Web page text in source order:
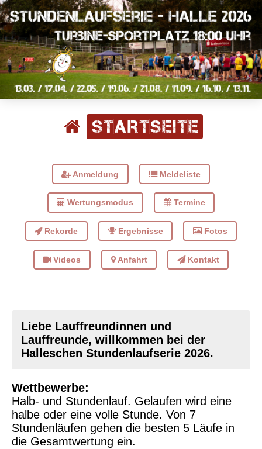
Startseite
Anmeldung Meldeliste
Wertungsmodus Termine
Rekorde Ergebnisse Fotos
Videos Anfahrt Kontakt
Liebe Lauffreundinnen und
Lauffreunde, willkommen bei der
Halleschen Stundenlaufserie 2026.
Wettbewerbe:
Halb- und Stundenlauf. Gelaufen wird eine
halbe oder eine volle Stunde. Von 7
Stundenläufen gehen die besten 5 Läufe in
die Gesamtwertung ein.